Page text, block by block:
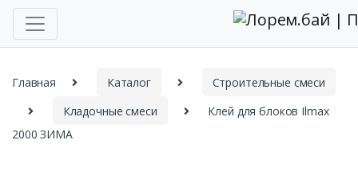
Главная Каталог
Строительные смеси
Кладочные смеси
Клей для блоков Ilmax
2000 ЗИМА